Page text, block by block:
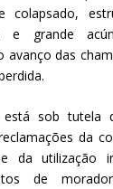
colapsado,
e grande
avanço das
sob tutela
da
da utilização
de